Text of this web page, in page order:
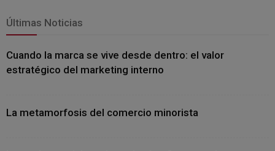
Últimas Noticias
Cuando la marca se vive desde dentro: el valor
estratégico del marketing interno
La metamorfosis del comercio minorista